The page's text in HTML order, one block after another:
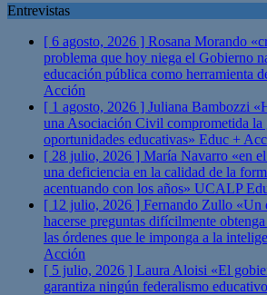
Entrevistas
[ 6 agosto, 2026 ] Rosana Morando
problema que hoy niega el Gobierno
educación pública como herramienta
Acción
[ 1 agosto, 2026 ] Juliana Bambozzi
una Asociación Civil comprometida la
oportunidades educativas» Educ +
[ 28 julio, 2026 ] María Navarro «en
una deficiencia en la calidad de la
acentuando con los años» UCALP
[ 12 julio, 2026 ] Fernando Zullo «Un
hacerse preguntas difícilmente
las órdenes que le imponga a la
Acción
[ 5 julio, 2026 ] Laura Aloisi «El
garantiza ningún federalismo